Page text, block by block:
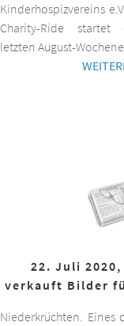
Kinderhospizvereins
Charity-Ride startet
letzten August-
22. Juli
verkauft Bilder
Niederkrüchten. Eines